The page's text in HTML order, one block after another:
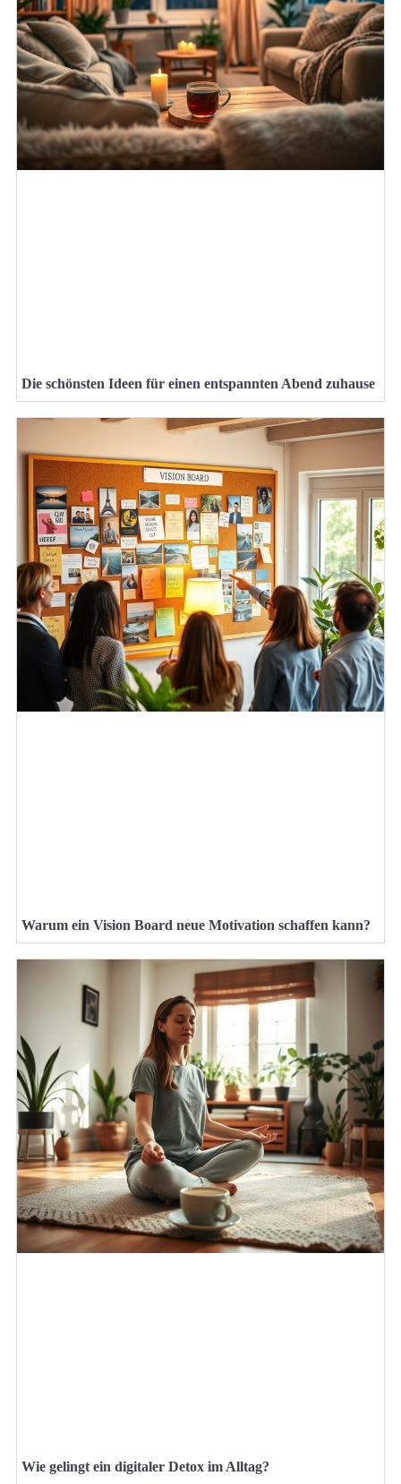
Die schönsten Ideen für einen entspannten Abend zuhause
Warum ein Vision Board neue Motivation schaffen kann?
Wie gelingt ein digitaler Detox im Alltag?